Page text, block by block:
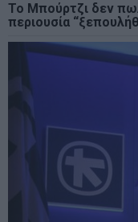
Το Μπούρτζι δεν
περιουσία